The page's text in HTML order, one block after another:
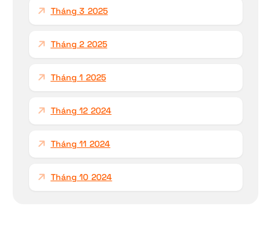
Tháng 3 2025
Tháng 2 2025
Tháng 1 2025
Tháng 12 2024
Tháng 11 2024
Tháng 10 2024